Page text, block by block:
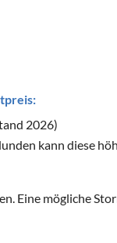
2026)
kann diese
Eine mögliche